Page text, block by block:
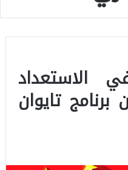
الاستعداد
تايوان